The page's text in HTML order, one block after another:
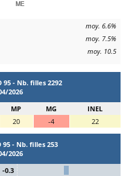
moy. 6.6%
moy. 7.5%
moy. 10.5
- Nb. filles 2292
2026
MP MG
INEL
20 -4 22
- Nb. filles 253
2026
-0.3